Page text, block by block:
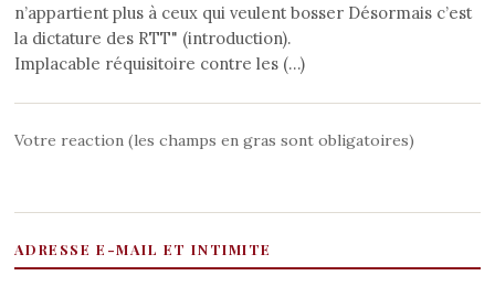
n’appartient plus à ceux qui veulent bosser Désormais c’est
la dictature des RTT" (introduction).
Implacable réquisitoire contre les (…)
Votre reaction (les champs en gras sont obligatoires)
ADRESSE E-MAIL ET INTIMITE